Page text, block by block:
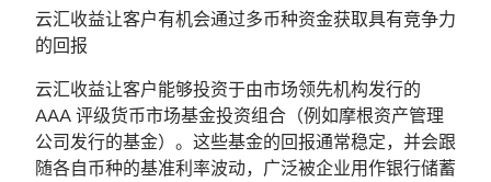
云汇收益让客户有机会通过多币种资金获取具有竞争力
的回报
云汇收益让客户能够投资于由市场领先机构发行的
AAA 评级货币市场基金投资组合（例如摩根资产管理
公司发行的基金）。这些基金的回报通常稳定，并会跟
随各自币种的基准利率波动，广泛被企业用作银行储蓄